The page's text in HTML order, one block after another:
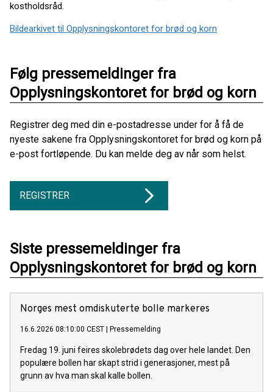
kostholdsråd.
Bildearkivet til Opplysningskontoret for brød og korn
Følg pressemeldinger fra
Opplysningskontoret for brød og korn
Registrer deg med din e-postadresse under for å få de
nyeste sakene fra Opplysningskontoret for brød og korn på
e-post fortløpende. Du kan melde deg av når som helst.
REGISTRER
Siste pressemeldinger fra
Opplysningskontoret for brød og korn
Norges mest omdiskuterte bolle markeres
16.6.2026 08:10:00 CEST Pressemelding
Fredag 19. juni feires skolebrødets dag over hele landet. Den
populære bollen har skapt strid i generasjoner, mest på
grunn av hva man skal kalle bollen.